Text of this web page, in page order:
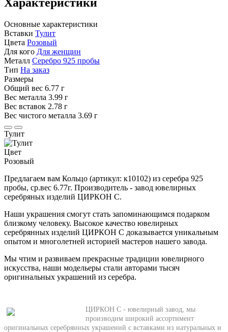
Основные характеристики
Вставки Тулит
Цвета Розовый
Для кого Для женщин
Металл Серебро 925 пробы
Тип На заказ
Размеры
Общий вес 6.77 г
Вес металла 3.99 г
Вес вставок 2.78 г
Вес чистого металла 3.69 г
Тулит
Цвет
Розовый
Предлагаем вам Кольцо (артикул: к10102) из серебра 925
пробы, ср.вес 6.77г. Производитель - завод ювелирных
серебряных изделий ЦИРКОН С.
Наши украшения смогут стать запоминающимся подарком
близкому человеку. Высокое качество ювелирных
серебрянных изделий ЦИРКОН С доказывается уникальным
опытом и многолетней историей мастеров нашего завода.
Мы чтим и развиваем прекрасные традиции ювелирного
искусства, наши модельеры стали авторами тысяч
оригинальных украшений из серебра.
ЦИРКОН С - ювелирный завод, мы
производим широкий ассортимент
оригинальных серебрянных украшений с вставками из натуральных и